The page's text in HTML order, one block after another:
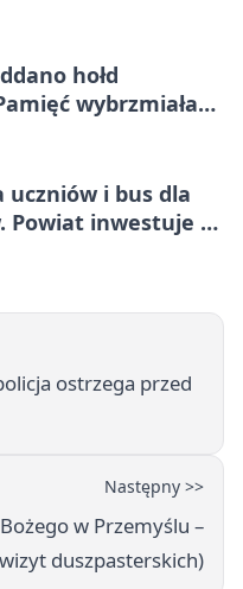
hołd
wybrzmiała
uczniów i bus dla
Powiat inwestuje w
ostrzega przed
Następny >>
w Przemyślu –
duszpasterskich)